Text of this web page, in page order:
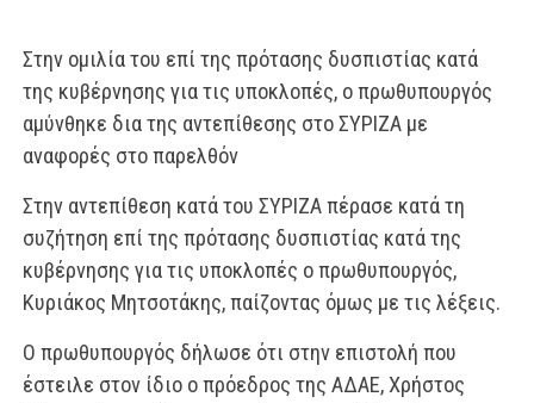
Στην ομιλία του επί της πρότασης δυσπιστίας κατά
της κυβέρνησης για τις υποκλοπές, ο πρωθυπουργός
αμύνθηκε δια της αντεπίθεσης στο ΣΥΡΙΖΑ με
αναφορές στο παρελθόν
Στην αντεπίθεση κατά του ΣΥΡΙΖΑ πέρασε κατά τη
συζήτηση επί της πρότασης δυσπιστίας κατά της
κυβέρνησης για τις υποκλοπές ο πρωθυπουργός,
Κυριάκος Μητσοτάκης, παίζοντας όμως με τις λέξεις.
Ο πρωθυπουργός δήλωσε ότι στην επιστολή που
έστειλε στον ίδιο ο πρόεδρος της ΑΔΑΕ, Χρήστος